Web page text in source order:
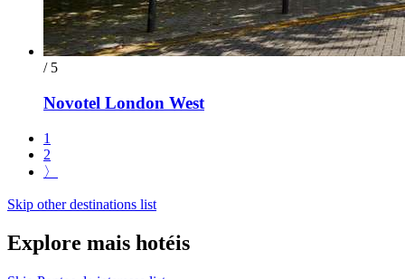
/ 5
Novotel London West
1
2
〉
Skip other destinations list
Explore mais hotéis